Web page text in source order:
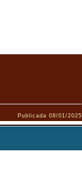
Publicada 08/01/2025